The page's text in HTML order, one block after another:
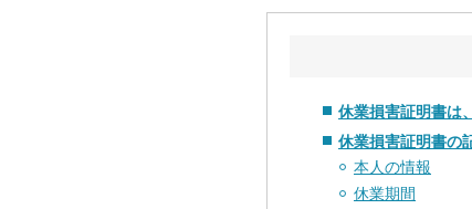
休業損害証明書は
休業損害証明書の
本人の情報
休業期間